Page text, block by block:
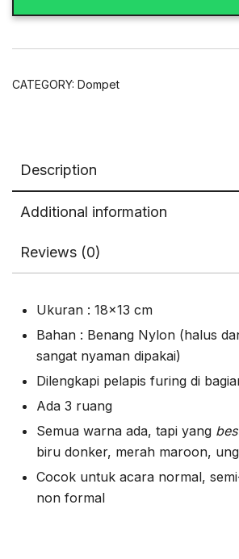
CATEGORY: Dompet
Description
Additional information
Reviews (0)
Ukuran : 18×13 cm
Bahan : Benang Nylon (halus
sangat nyaman dipakai)
Dilengkapi pelapis furing di
Ada 3 ruang
Semua warna ada, tapi yang
biru donker, merah maroon,
Cocok untuk acara normal,
non formal